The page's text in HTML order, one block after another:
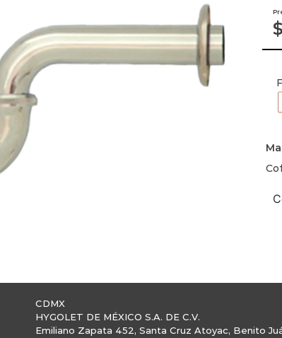
$
CDMX
HYGOLET DE MÉXICO S.A. DE C.V.
Emiliano Zapata 452, Santa Cruz Atoyac, Benito